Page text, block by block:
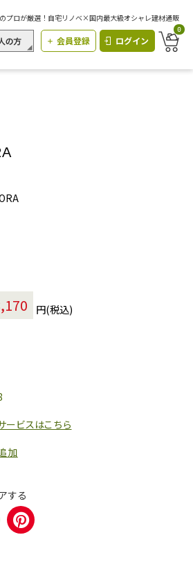
プロが厳選！自宅リノベ×国内最大級オシャレ建材通販
会員登録 ログイン
0
円(税込)
ービスはこちら
加
する